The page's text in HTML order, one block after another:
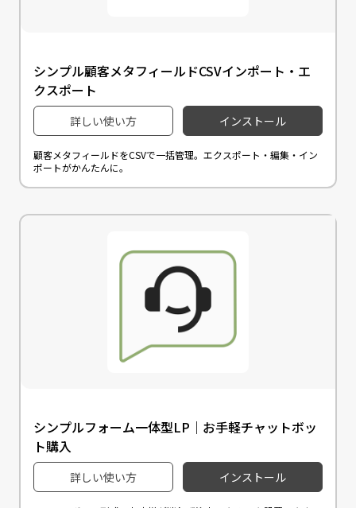
シンプル顧客メタフィールドCSVインポート・エ
クスポート
詳しい使い方 インストール
顧客メタフィールドをCSVで一括管理。エクスポート・編集・イン
ポートがかんたんに。
シンプルフォーム一体型LP｜お手軽チャットボッ
ト購入
詳しい使い方 インストール